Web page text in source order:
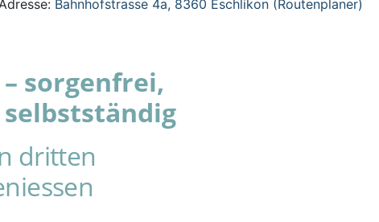
Bahnhofstrasse 4a, 8360 Eschlikon (Routenplaner)
sorgenfrei,
dritten